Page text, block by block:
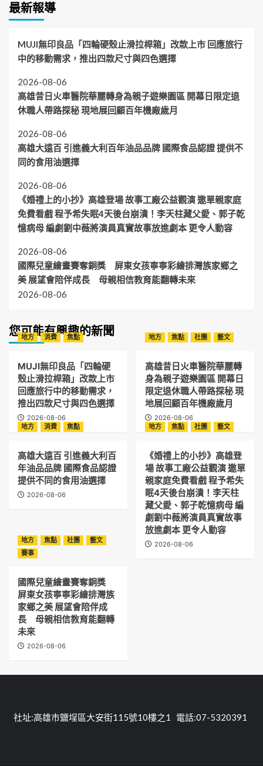
最新報導
MUJI無印良品「四輪硬殼止滑拉桿箱」改款上市 回應旅行
中的移動需求，推出四款尺寸與四色選擇
2026-08-06
高雄昔日火車醫院華麗轉身為親子遊樂園區 開幕日限定退
休職人帶路探秘 現地展回顧百年機廠歲月
2026-08-06
高雄大遠百 引進義大利百年油品品牌 國際食品認證 提供不
同的食用油選擇
2026-08-06
《婚禮上的小抄》高雄登場 故事工廠公益觀演 邀單親家庭
免費看戲 程予希失眠4天後台崩潰！李天柱藏父愛、郭子乾
憶病母 編劇劉中薇將演員真實故事放進劇本 更令人動容
2026-08-06
國際兒童繪畫賽奪銅獎 屏東女孩寧寧彩繪排灣族家鄉之
美 展望會陪伴成長 母親相信教育能翻轉未來
2026-08-06
您可能有興趣的新聞
地方 消費 焦點
MUJI無印良品「四輪硬
殼止滑拉桿箱」改款上市
回應旅行中的移動需求，
推出四款尺寸與四色選擇
2026-08-06
地方 焦點 社團 藝文
高雄昔日火車醫院華麗轉
身為親子遊樂園區 開幕日
限定退休職人帶路探秘 現
地展回顧百年機廠歲月
2026-08-06
地方
消費 焦點
高雄大遠百 引進義大利百
年油品品牌 國際食品認證
提供不同的食用油選擇
2026-08-06
地方 焦點 社團 藝文
《婚禮上的小抄》高雄登
場 故事工廠公益觀演 邀單
親家庭免費看戲 程予希失
眠4天後台崩潰！李天柱
藏父愛、郭子乾憶病母 編
劇劉中薇將演員真實故事
放進劇本 更令人動容
2026-08-06
地方 焦點 社團
藝文
賽事
國際兒童繪畫賽奪銅獎
屏東女孩寧寧彩繪排灣族
家鄉之美 展望會陪伴成
長 母親相信教育能翻轉
未來
2026-08-06
社址:高雄市鹽埕區大安街115號10樓之1 電話:07-5320391